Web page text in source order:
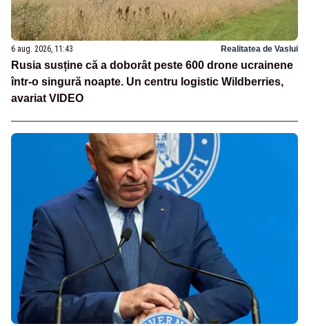
6 aug. 2026, 11:43 Realitatea de Vaslui
Rusia susține că a doborât peste 600 drone ucrainene
într-o singură noapte. Un centru logistic Wildberries,
avariat VIDEO